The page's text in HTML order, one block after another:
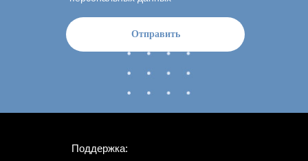
Отправить
Поддержка: